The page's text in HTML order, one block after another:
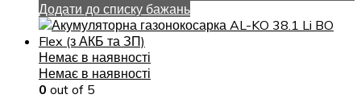
Додати до списку бажань
Немає в наявності
Немає в наявності
0 out of 5